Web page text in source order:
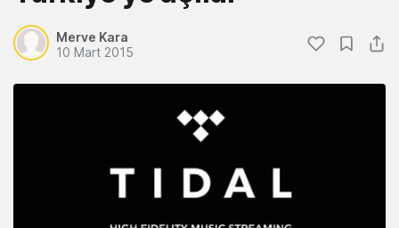
Merve Kara
10 Mart 2015